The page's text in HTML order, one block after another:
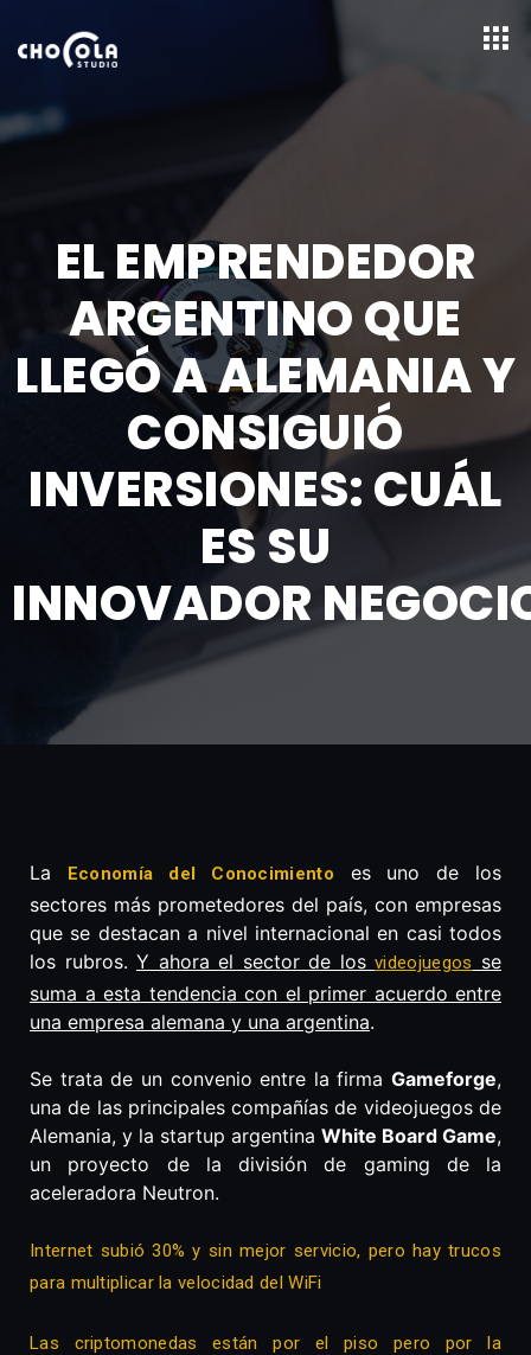
EL EMPRENDEDOR
ARGENTINO QUE
LLEGÓ A ALEMANIA Y
CONSIGUIÓ
INVERSIONES: CUÁL
ES SU
INNOVADOR
La Economía del Conocimiento
es uno de los
sectores más prometedores del país, con empresas
que se destacan a nivel internacional en casi todos
los rubros.Y ahora el sector de losvideojuegos se
suma a esta tendencia con el primer acuerdo entre
una empresa alemana y una argentina.
Se trata de un convenio entre la firma Gameforge,
una de las principales compañías de videojuegos de
Alemania, y la startup argentina White Board Game,
un proyecto de la división de gaming de la
aceleradora Neutron.
Internet subió 30% y sin mejor servicio, pero hay trucos
para multiplicar la velocidad del WiFi
Las criptomonedas están por el piso pero por la